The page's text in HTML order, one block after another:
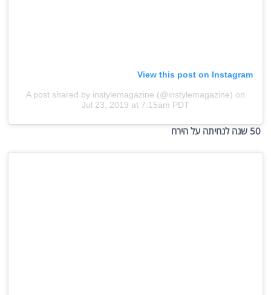
View this post on Instagram
A post shared by instylemagazine (@instylemagazine) on
Jul 23, 2019 at 7:15am PDT
50 שנה לנחיתה על הירח